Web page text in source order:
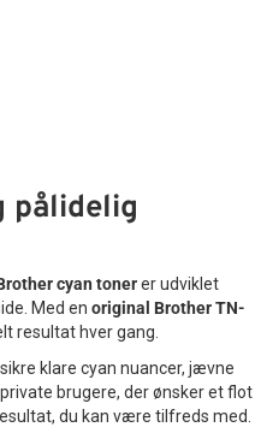
pålidelig
cyan tonerer udviklet
Med en original Brother TN-
resultat hver gang.
klare cyan nuancer, jævne
brugere, der ønsker et flot
du kan være tilfreds med.